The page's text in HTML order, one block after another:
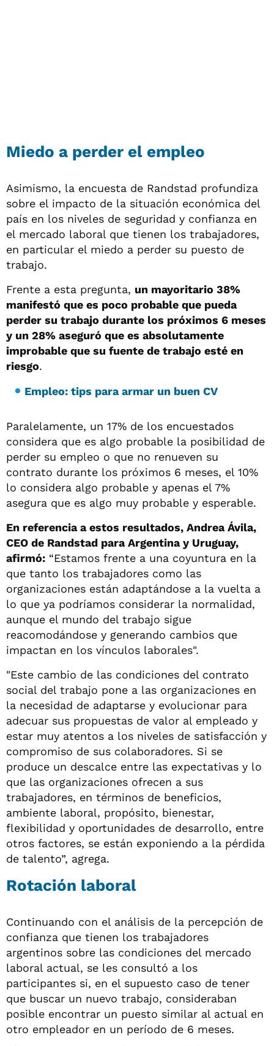
Miedo a perder el empleo
Asimismo, la encuesta de Randstad profundiza
sobre el impacto de la situación económica del
país en los niveles de seguridad y confianza en
el mercado laboral que tienen los trabajadores,
en particular el miedo a perder su puesto de
trabajo.
Frente a esta pregunta, un mayoritario 38%
manifestó que es poco probable que pueda
perder su trabajo durante los próximos 6 meses
y un 28% aseguró que es absolutamente
improbable que su fuente de trabajo esté en
riesgo.
Empleo: tips para armar un buen CV
Paralelamente, un 17% de los encuestados
considera que es algo probable la posibilidad de
perder su empleo o que no renueven su
contrato durante los próximos 6 meses, el 10%
lo considera algo probable y apenas el 7%
asegura que es algo muy probable y esperable.
En referencia a estos resultados, Andrea Ávila,
CEO de Randstad para Argentina y Uruguay,
afirmó: “Estamos frente a una coyuntura en la
que tanto los trabajadores como las
organizaciones están adaptándose a la vuelta a
lo que ya podríamos considerar la normalidad,
aunque el mundo del trabajo sigue
reacomodándose y generando cambios que
impactan en los vínculos laborales".
"Este cambio de las condiciones del contrato
social del trabajo pone a las organizaciones en
la necesidad de adaptarse y evolucionar para
adecuar sus propuestas de valor al empleado y
estar muy atentos a los niveles de satisfacción y
compromiso de sus colaboradores. Si se
produce un descalce entre las expectativas y lo
que las organizaciones ofrecen a sus
trabajadores, en términos de beneficios,
ambiente laboral, propósito, bienestar,
flexibilidad y oportunidades de desarrollo, entre
otros factores, se están exponiendo a la pérdida
de talento”, agrega.
Rotación laboral
Continuando con el análisis de la percepción de
confianza que tienen los trabajadores
argentinos sobre las condiciones del mercado
laboral actual, se les consultó a los
participantes si, en el supuesto caso de tener
que buscar un nuevo trabajo, consideraban
posible encontrar un puesto similar al actual en
otro empleador en un período de 6 meses.